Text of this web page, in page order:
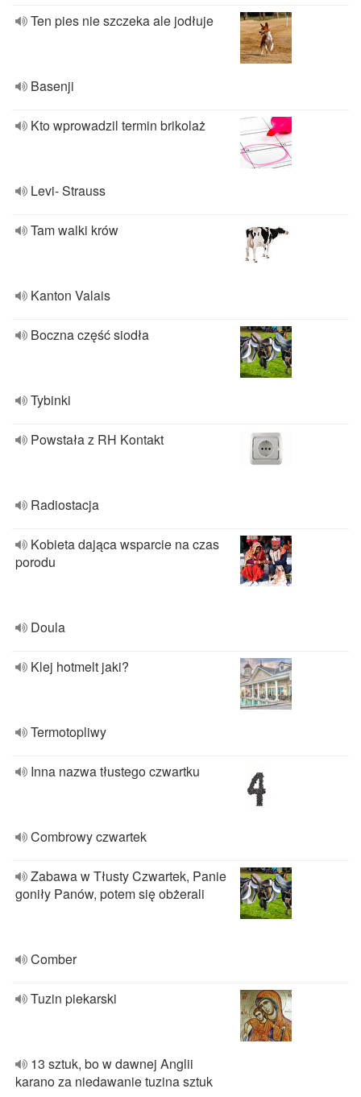
Ten pies nie szczeka ale jodłuje
Basenji
Kto wprowadzil termin brikolaż
Levi- Strauss
Tam walki krów
Kanton Valais
Boczna część siodła
Tybinki
Powstała z RH Kontakt
Radiostacja
Kobieta dająca wsparcie na czas
porodu
Doula
Klej hotmelt jaki?
Termotopliwy
Inna nazwa tłustego czwartku
Combrowy czwartek
Zabawa w Tłusty Czwartek, Panie
goniły Panów, potem się obżerali
Comber
Tuzin piekarski
13 sztuk, bo w dawnej Anglii
karano za niedawanie tuzina sztuk